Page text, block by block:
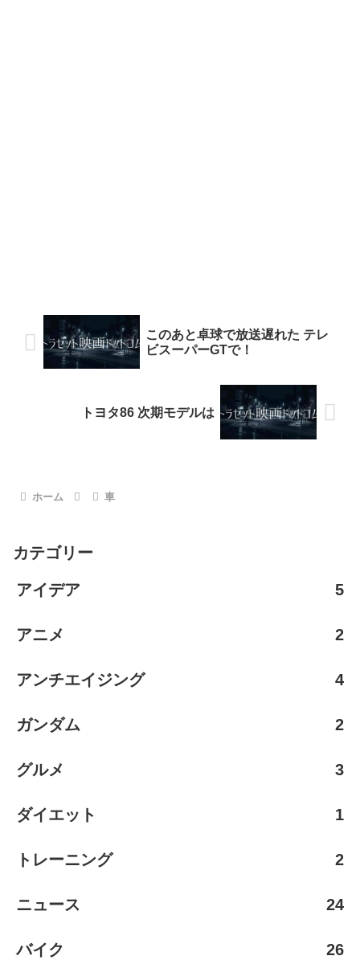
このあと卓球で放送遅れた テレ
ビスーパーGTで！
トヨタ86 次期モデルは
ホーム 車
カテゴリー
アイデア 5
アニメ 2
アンチエイジング 4
ガンダム 2
グルメ 3
ダイエット 1
トレーニング 2
ニュース 24
バイク 26